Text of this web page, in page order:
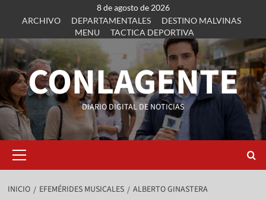
8 de agosto de 2026
ARCHIVO
DEPARTAMENTALES
DESTINO MALVINAS
MENU
TACTICA DEPORTIVA
CONLAGENTE
DIARIO DIGITAL DE NOTICIAS
INICIO EFEMÉRIDES MUSICALES ALBERTO GINASTERA